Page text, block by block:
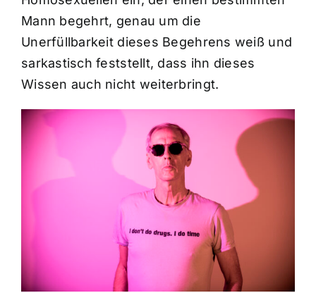
Mann begehrt, genau um die
Unerfüllbarkeit dieses Begehrens weiß und
sarkastisch feststellt, dass ihn dieses
Wissen auch nicht weiterbringt.